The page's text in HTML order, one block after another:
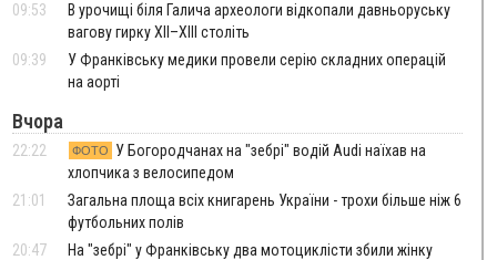
09:53
В урочищі біля Галича археологи відкопали давньоруську
вагову гирку XII–XIII століть
09:39
У Франківську медики провели серію складних операцій
на аорті
Вчора
22:22 ФОТО
У Богородчанах на "зебрі" водій Audi наїхав на
хлопчика з велосипедом
21:01
Загальна площа всіх книгарень України - трохи більше ніж 6
футбольних полів
20:47
На "зебрі" у Франківську два мотоциклісти збили жінку